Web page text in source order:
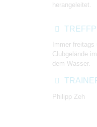
herangeleitet.
Immer
Clubgelände
dem Wasser.
Philipp Zeh